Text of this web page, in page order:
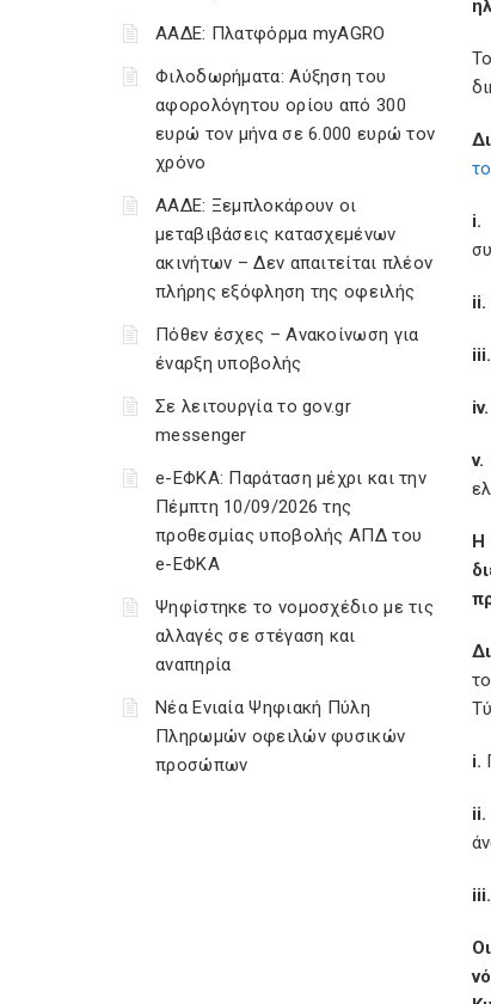
ΑΑΔΕ: Πλατφόρμα myAGRO
Φιλοδωρήματα: Αύξηση του
αφορολόγητου ορίου από 300
ευρώ τον μήνα σε 6.000 ευρώ τον
χρόνο
ΑΑΔΕ: Ξεμπλοκάρουν οι
μεταβιβάσεις κατασχεμένων
ακινήτων – Δεν απαιτείται πλέον
πλήρης εξόφληση της οφειλής
Πόθεν έσχες – Ανακοίνωση για
έναρξη υποβολής
Σε λειτουργία το gov.gr
messenger
e-ΕΦΚΑ: Παράταση μέχρι και την
Πέμπτη 10/09/2026 της
προθεσμίας υποβολής ΑΠΔ του
e-ΕΦΚΑ
Ψηφίστηκε το νομοσχέδιο με τις
αλλαγές σε στέγαση και
αναπηρία
Νέα Ενιαία Ψηφιακή Πύλη
Πληρωμών οφειλών φυσικών
προσώπων
i.
ii.
iii.
iv.
v.
Η
i.
ii.
iii.